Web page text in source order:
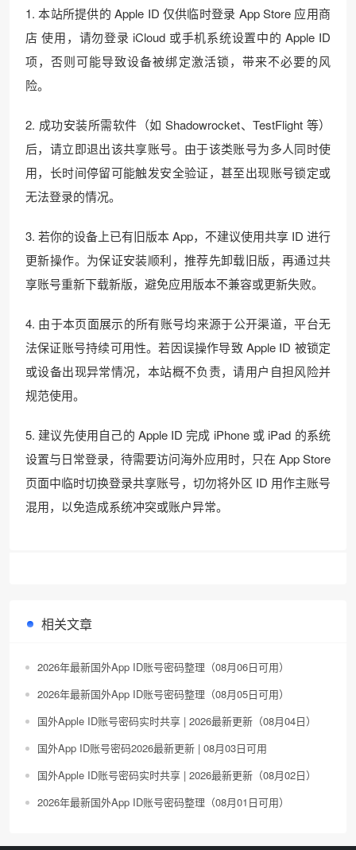
1. 本站所提供的 Apple ID 仅供临时登录 App Store 应用商
店 使用，请勿登录 iCloud 或手机系统设置中的 Apple ID
项，否则可能导致设备被绑定激活锁，带来不必要的风
险。
2. 成功安装所需软件（如 Shadowrocket、TestFlight 等）
后，请立即退出该共享账号。由于该类账号为多人同时使
用，长时间停留可能触发安全验证，甚至出现账号锁定或
无法登录的情况。
3. 若你的设备上已有旧版本 App，不建议使用共享 ID 进行
更新操作。为保证安装顺利，推荐先卸载旧版，再通过共
享账号重新下载新版，避免应用版本不兼容或更新失败。
4. 由于本页面展示的所有账号均来源于公开渠道，平台无
法保证账号持续可用性。若因误操作导致 Apple ID 被锁定
或设备出现异常情况，本站概不负责，请用户自担风险并
规范使用。
5. 建议先使用自己的 Apple ID 完成 iPhone 或 iPad 的系统
设置与日常登录，待需要访问海外应用时，只在 App Store
页面中临时切换登录共享账号，切勿将外区 ID 用作主账号
混用，以免造成系统冲突或账户异常。
相关文章
2026年最新国外App ID账号密码整理（08月06日可用）
2026年最新国外App ID账号密码整理（08月05日可用）
国外Apple ID账号密码实时共享 | 2026最新更新（08月04日）
国外App ID账号密码2026最新更新 | 08月03日可用
国外Apple ID账号密码实时共享 | 2026最新更新（08月02日）
2026年最新国外App ID账号密码整理（08月01日可用）